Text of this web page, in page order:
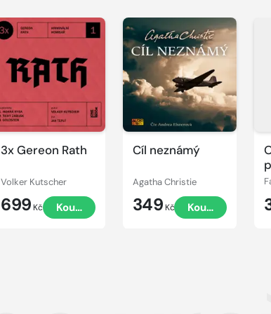
3x Gereon Rath
Volker Kutscher
699 Kč Koupit
Cíl neznámý
Agatha Christie
349 Kč Koupit
Přehrát
ukázku